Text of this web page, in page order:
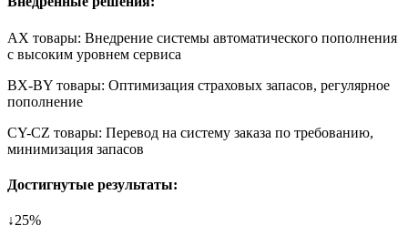
AX товары: Внедрение системы автоматического пополнения
с высоким уровнем сервиса
BX-BY товары: Оптимизация страховых запасов, регулярное
пополнение
CY-CZ товары: Перевод на систему заказа по требованию,
минимизация запасов
Достигнутые результаты:
↓25%